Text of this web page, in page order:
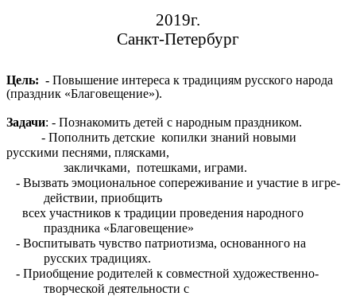
2019г.
Санкт-Петербург
Цель: - Повышение интереса к традициям русского народа
(праздник «Благовещение»).
Задачи: - Познакомить детей с народным праздником.
- Пополнить детские копилки знаний новыми
русскими песнями, плясками,
закличками, потешками, играми.
- Вызвать эмоциональное сопереживание и участие в игре-
действии, приобщить
всех участников к традиции проведения народного
праздника «Благовещение»
- Воспитывать чувство патриотизма, основанного на
русских традициях.
- Приобщение родителей к совместной художественно-
творческой деятельности с